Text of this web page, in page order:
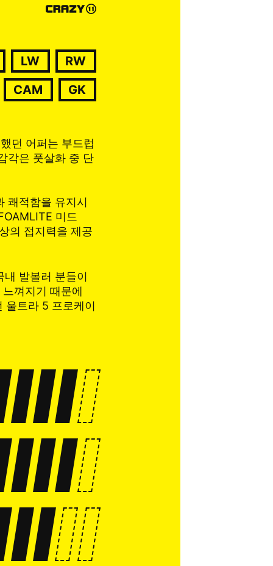
LW
RW
CAM
GK
던 어퍼는 부드럽
각은 풋살화 중 단
쾌적함을 유지시
미드
의 접지력을 제공
발볼러 분들이
껴지기 때문에
울트라 5 프로케이